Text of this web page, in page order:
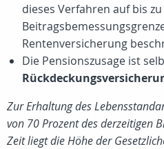
dieses Verfahren auf bis
Rentenversicherung
Die Pensionszusage ist
Zur Erhaltung des
von 70 Prozent des derzeitigen
Zeit liegt die Höhe der